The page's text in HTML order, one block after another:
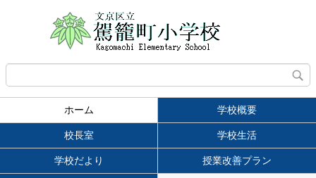
ホーム 学校概要
校長室 学校生活
学校だより 授業改善プラン